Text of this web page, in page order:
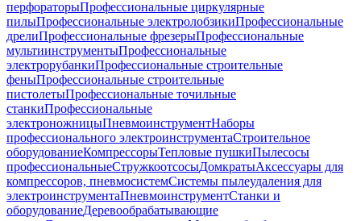
перфораторыПрофессиональные циркулярные
пилыПрофессиональные электролобзикиПрофессиональные
дрелиПрофессиональные фрезерыПрофессиональные
мультиинструментыПрофессиональные
электрорубанкиПрофессиональные строительные
феныПрофессиональные строительные
пистолетыПрофессиональные точильные
станкиПрофессиональные
электроножницыПневмоинструментНаборы
профессионального электроинструментаСтроительное
оборудованиеКомпрессорыТепловые пушкиПылесосы
профессиональныеСтружкоотсосыДомкратыАксессуары для
компрессоров, пневмосистемСистемы пылеудаления для
электроинструментаПневмоинструментСтанки и
оборудованиеДеревообрабатывающие